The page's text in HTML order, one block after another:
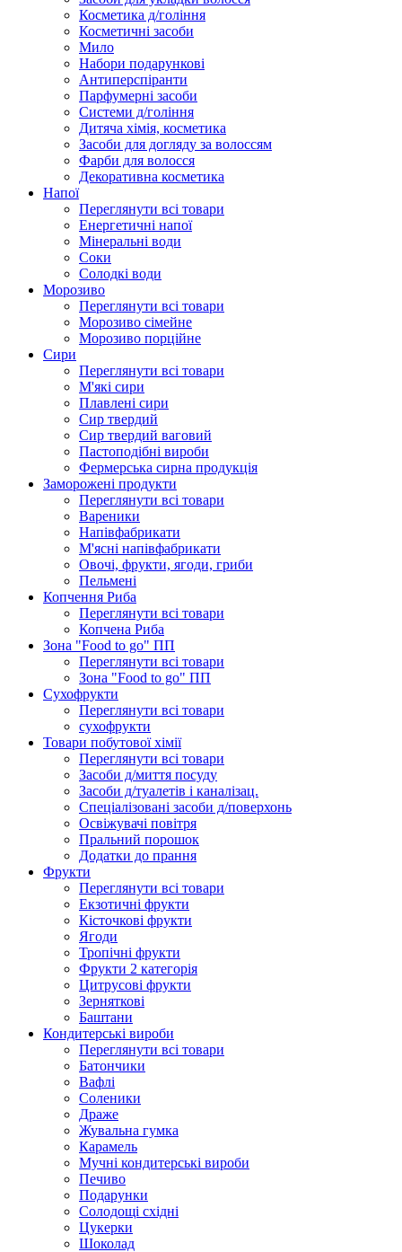
Косметика д/гоління
Косметичні засоби
Мило
Набори подарункові
Антиперспіранти
Парфумерні засоби
Системи д/гоління
Дитяча хімія, косметика
Засоби для догляду за волоссям
Фарби для волосся
Декоративна косметика
Напої
Переглянути всі товари
Енергетичні напої
Мінеральні води
Соки
Солодкі води
Морозиво
Переглянути всі товари
Морозиво сімейне
Морозиво порційне
Сири
Переглянути всі товари
М'які сири
Плавлені сири
Сир твердий
Сир твердий ваговий
Пастоподібні вироби
Фермерська сирна продукція
Заморожені продукти
Переглянути всі товари
Вареники
Напівфабрикати
М'ясні напівфабрикати
Овочі, фрукти, ягоди, гриби
Пельмені
Копчення Риба
Переглянути всі товари
Копчена Риба
Зона "Food to go" ПП
Переглянути всі товари
Зона "Food to go" ПП
Сухофрукти
Переглянути всі товари
сухофрукти
Товари побутової хімії
Переглянути всі товари
Засоби д/миття посуду
Засоби д/туалетів і каналізац.
Спеціалізовані засоби д/поверхонь
Освіжувачі повітря
Пральний порошок
Додатки до прання
Фрукти
Переглянути всі товари
Екзoтичні фрукти
Кісточкові фрукти
Ягоди
Тропічні фрукти
Фрукти 2 категорія
Цитрусові фрукти
Зерняткові
Баштани
Кондитерські вироби
Переглянути всі товари
Батончики
Вафлі
Соленики
Драже
Жувальнa гумка
Карамель
Мучні кондитерські вироби
Печиво
Подарунки
Солодощі східні
Цукерки
Шоколад